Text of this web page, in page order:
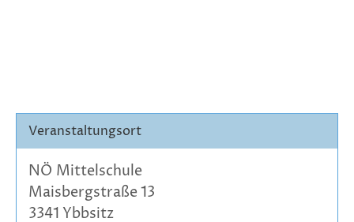
Veranstaltungsort
NÖ Mittelschule
Maisbergstraße 13
3341 Ybbsitz